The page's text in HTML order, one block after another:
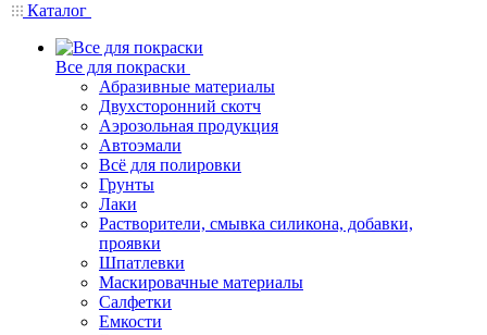
Каталог
Все для покраски
Абразивные материалы
Двухсторонний скотч
Аэрозольная продукция
Автоэмали
Всё для полировки
Грунты
Лаки
Растворители, смывка силикона, добавки,
проявки
Шпатлевки
Маскировачные материалы
Салфетки
Емкости